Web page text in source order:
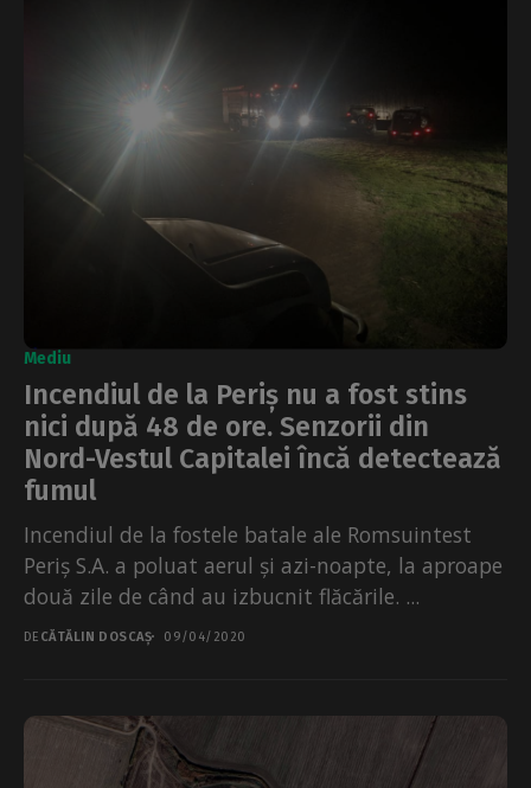
Mediu
Incendiul de la Periș nu a fost stins
nici după 48 de ore. Senzorii din
Nord-Vestul Capitalei încă detectează
fumul
Incendiul de la fostele batale ale Romsuintest
Periș S.A. a poluat aerul și azi-noapte, la aproape
două zile de când au izbucnit flăcările. ...
DE CĂTĂLIN DOSCAȘ 09/04/2020